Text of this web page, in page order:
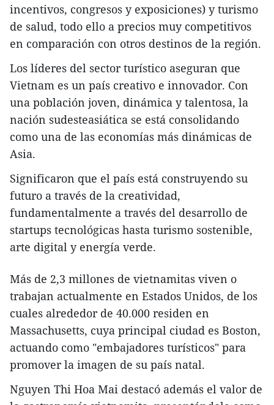
incentivos, congresos y exposiciones) y turismo
de salud, todo ello a precios muy competitivos
en comparación con otros destinos de la región.
Los líderes del sector turístico aseguran que
Vietnam es un país creativo e innovador. Con
una población joven, dinámica y talentosa, la
nación sudesteasiática se está consolidando
como una de las economías más dinámicas de
Asia.
Significaron que el país está construyendo su
futuro a través de la creatividad,
fundamentalmente a través del desarrollo de
startups tecnológicas hasta turismo sostenible,
arte digital y energía verde.
Más de 2,3 millones de vietnamitas viven o
trabajan actualmente en Estados Unidos, de los
cuales alrededor de 40.000 residen en
Massachusetts, cuya principal ciudad es Boston,
actuando como "embajadores turísticos" para
promover la imagen de su país natal.
Nguyen Thi Hoa Mai destacó además el valor de